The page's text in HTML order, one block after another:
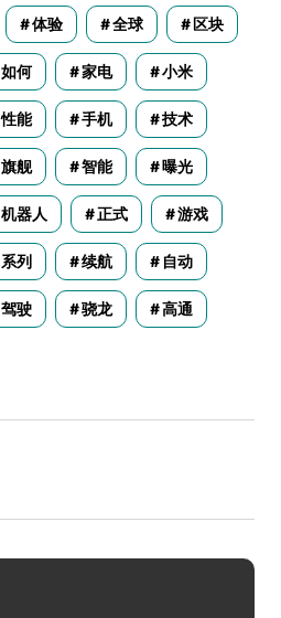
体验 全球 区块
如何 家电 小米
性能 手机 技术
旗舰 智能 曝光
机器人 正式 游戏
系列 续航 自动
驾驶 骁龙 高通